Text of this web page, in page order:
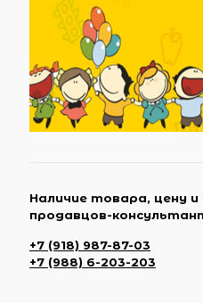
Наличие товара, цену
продавцов-
+7 (918) 987-87-03
+7 (988) 6-203-203